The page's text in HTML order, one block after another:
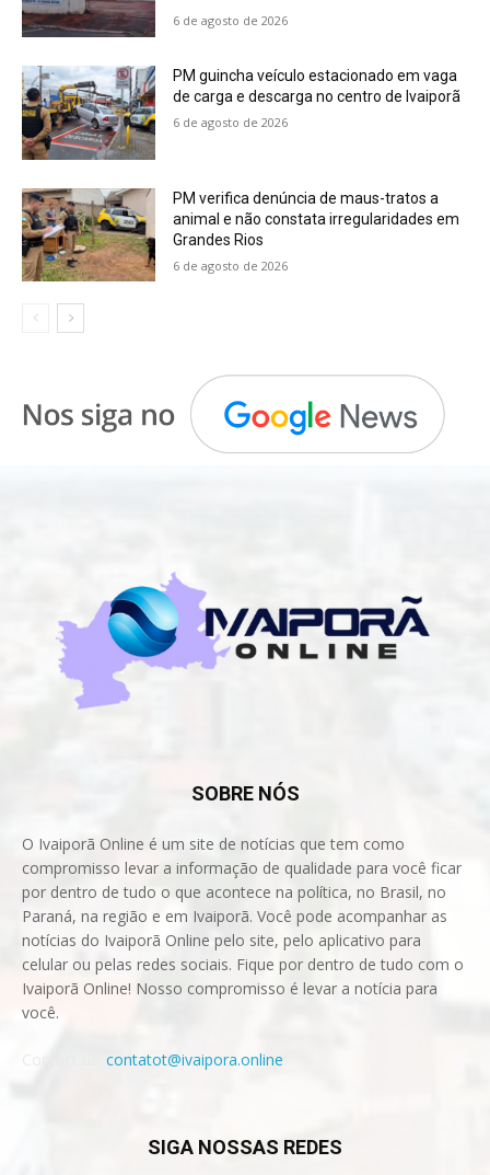
6 de agosto de 2026
PM guincha veículo estacionado em vaga
de carga e descarga no centro de Ivaiporã
6 de agosto de 2026
PM verifica denúncia de maus-tratos a
animal e não constata irregularidades em
Grandes Rios
6 de agosto de 2026
SOBRE NÓS
O Ivaiporã Online é um site de notícias que tem como
compromisso levar a informação de qualidade para você ficar
por dentro de tudo o que acontece na política, no Brasil, no
Paraná, na região e em Ivaiporã. Você pode acompanhar as
notícias do Ivaiporã Online pelo site, pelo aplicativo para
celular ou pelas redes sociais. Fique por dentro de tudo com o
Ivaiporã Online! Nosso compromisso é levar a notícia para
você.
contatot@ivaipora.online
SIGA NOSSAS REDES